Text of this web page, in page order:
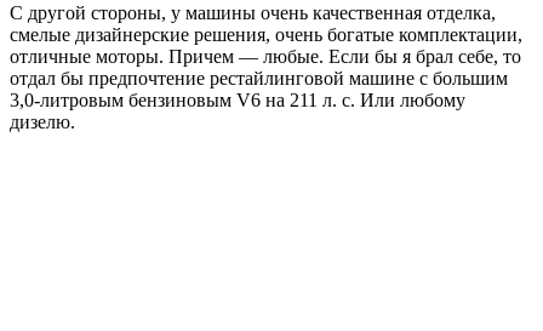
С другой стороны, у машины очень качественная отделка,
смелые дизайнерские решения, очень богатые комплектации,
отличные моторы. Причем — любые. Если бы я брал себе, то
отдал бы предпочтение рестайлинговой машине с большим
3,0-литровым бензиновым V6 на 211 л. с. Или любому
дизелю.